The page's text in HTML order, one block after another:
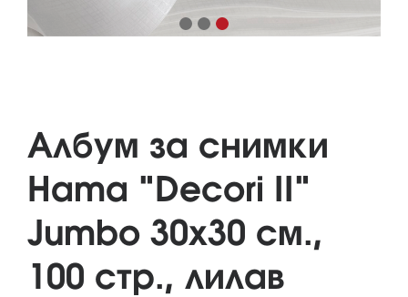
Албум за снимки
Hama "Decori II"
Jumbo 30х30 см.,
100 стр., лилав